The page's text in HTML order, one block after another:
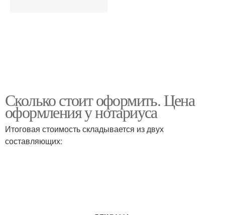
Сколько стоит оформить. Цена
оформления у нотариуса
Итоговая стоимость складывается из двух
составляющих: